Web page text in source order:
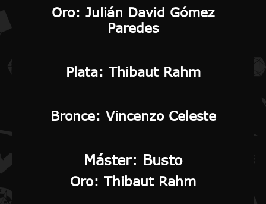
Oro: Julián David Gómez
Paredes
Plata: Thibaut Rahm
Bronce: Vincenzo Celeste
Máster: Busto
Oro: Thibaut Rahm